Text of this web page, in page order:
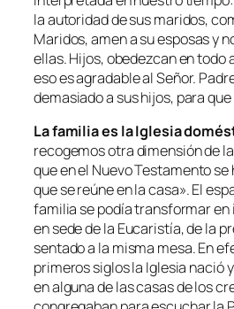
la autoridad de sus maridos,
Maridos, amen a su esposas y
ellas. Hijos, obedezcan en todo
eso es agradable al Señor.
demasiado a sus hijos, para
La familia es la Iglesia
recogemos otra dimensión de
que en el Nuevo Testamento se
que se reúne en la casa». El
familia se podía transformar
en sede de la Eucaristía, de la
sentado a la misma mesa. En
primeros siglos la Iglesia nació
en alguna de las casas de los